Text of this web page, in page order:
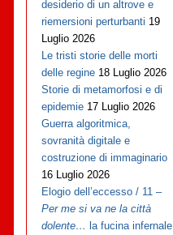
desiderio di un altrove e
riemersioni perturbanti 19
Luglio 2026
Le tristi storie delle morti
delle regine 18 Luglio 2026
Storie di metamorfosi e di
epidemie 17 Luglio 2026
Guerra algoritmica,
sovranità digitale e
costruzione di immaginario
16 Luglio 2026
Elogio dell’eccesso / 11 –
Per me si va ne la città
dolente… la fucina infernale